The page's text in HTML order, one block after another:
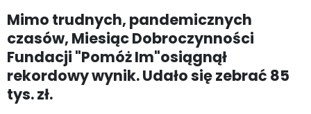
Mimo trudnych, pandemicznych
czasów, Miesiąc Dobroczynności
Fundacji "Pomóż Im"osiągnął
rekordowy wynik. Udało się zebrać 85
tys. zł.